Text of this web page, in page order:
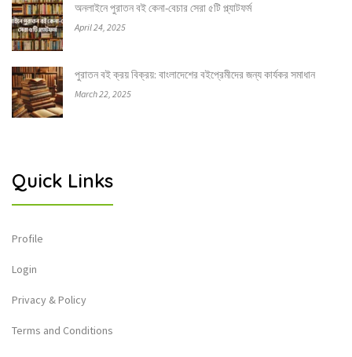
অনলাইনে পুরাতন বই কেনা-বেচার সেরা ৫টি প্ল্যাটফর্ম
April 24, 2025
পুরাতন বই ক্রয় বিক্রয়: বাংলাদেশের বইপ্রেমীদের জন্য কার্যকর সমাধান
March 22, 2025
Quick Links
Profile
Login
Privacy & Policy
Terms and Conditions